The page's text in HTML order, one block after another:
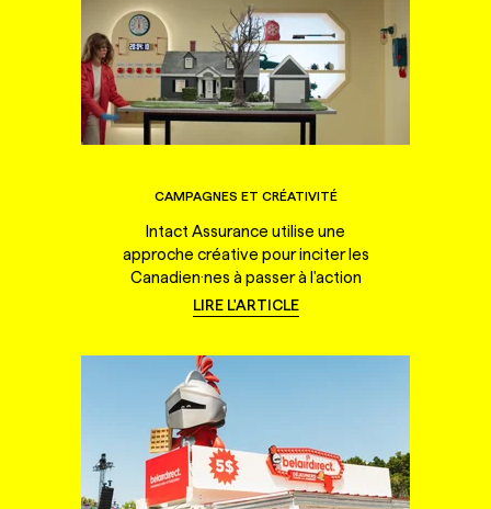
CAMPAGNES ET CRÉATIVITÉ
Intact Assurance utilise une
approche créative pour inciter les
Canadien·nes à passer à l'action
LIRE L'ARTICLE